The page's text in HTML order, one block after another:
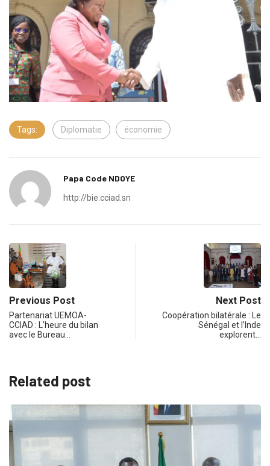
Tags: Diplomatie économie
Papa Code NDOYE
http://bie.cciad.sn
Previous Post
Partenariat UEMOA-
CCIAD : L’heure du bilan
avec le Bureau…
Next Post
Coopération bilatérale : Le
Sénégal et l’Inde
explorent…
Related post